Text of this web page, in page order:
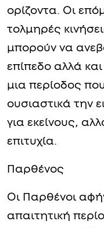
ορίζοντα. Οι
τολμηρές
μπορούν να
επίπεδο αλλά και
μια περίοδος
ουσιαστικά την
για εκείνους,
επιτυχία.
Παρθένος
Οι Παρθένοι
απαιτητική